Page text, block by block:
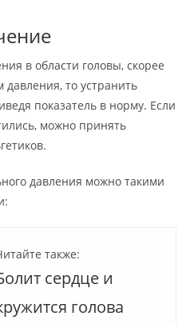
в области головы, скорее
то устранить
показатель в норму. Если
можно принять
давления можно такими
также:
сердце и
голова